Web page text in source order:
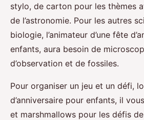
stylo, de carton pour les thèmes
de l’astronomie. Pour les autres
biologie, l’animateur d’une fête
enfants, aura besoin de
d’observation et de fossiles.
Pour organiser un jeu et un défi,
d’anniversaire pour enfants, il
et marshmallows pour les défis